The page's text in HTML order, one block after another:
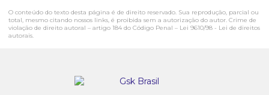
O conteúdo do texto desta página é de direito reservado. Sua reprodução, parcial ou
total, mesmo citando nossos links, é proibida sem a autorização do autor. Crime de
violação de direito autoral – artigo 184 do Código Penal – Lei 9610/98 - Lei de direitos
autorais